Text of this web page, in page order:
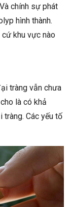
chính sự phát
hình thành.
khu vực nào
tràng vẫn chưa
là có khả
Các yếu tố